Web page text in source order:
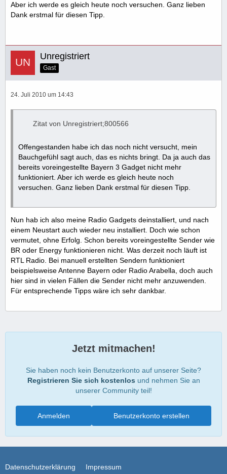
Aber ich werde es gleich heute noch versuchen. Ganz lieben
Dank erstmal für diesen Tipp.
Unregistriert
Gast
24. Juli 2010 um 14:43
Zitat von Unregistriert;800566
Offengestanden habe ich das noch nicht versucht, mein
Bauchgefühl sagt auch, das es nichts bringt. Da ja auch das
bereits voreingestellte Bayern 3 Gadget nicht mehr
funktioniert. Aber ich werde es gleich heute noch
versuchen. Ganz lieben Dank erstmal für diesen Tipp.
Nun hab ich also meine Radio Gadgets deinstalliert, und nach
einem Neustart auch wieder neu installiert. Doch wie schon
vermutet, ohne Erfolg. Schon bereits voreingestellte Sender wie
BR oder Energy funktionieren nicht. Was derzeit noch läuft ist
RTL Radio. Bei manuell erstellten Sendern funktioniert
beispielsweise Antenne Bayern oder Radio Arabella, doch auch
hier sind in vielen Fällen die Sender nicht mehr anzuwenden.
Für entsprechende Tipps wäre ich sehr dankbar.
Jetzt mitmachen!
Sie haben noch kein Benutzerkonto auf unserer Seite?
Registrieren Sie sich kostenlos und nehmen Sie an
unserer Community teil!
Benutzerkonto erstellen
Anmelden
Datenschutzerklärung Impressum